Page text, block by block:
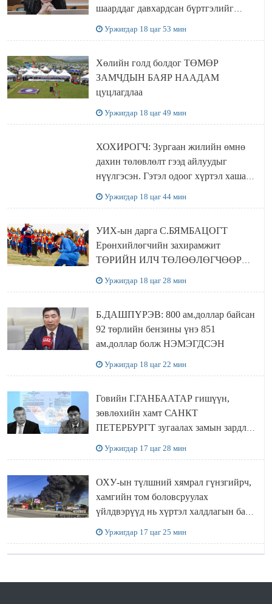
шаарддаг давхардсан бүртгэлийг
хүчингүй болгох тогтоолын төслийг
баталлаа
Уржигдар 18 цаг 53 мин
Хөлийн голд болдог ТӨМӨР
ЗАМЧДЫН БАЯР НААДАМ
цуцлагдлаа
Уржигдар 18 цаг 49 мин
ХОХИРОГЧ: Зургаан жилийн өмнө
дахин төлөвлөлт гээд айлуудыг
нүүлгэсэн. Гэтэл одоог хүртэл хашаа
байшин ч байхгүй, орон сууц ч
байхгүй хаана амьдрахаа мэдэхгүй явж
Уржигдар 18 цаг 44 мин
УИХ-ын дарга С.БЯМБАЦОГТ
Ерөнхийлөгчийн захирамжит
ТӨРИЙН ИЛЧ ТӨЛӨӨЛӨГЧӨӨР
Сутай хайрханы тахилгад оролцжээ
Уржигдар 18 цаг 28 мин
Б.ДАШПҮРЭВ: 800 ам.доллар байсан
92 төрлийн бензины үнэ 851
ам.доллар болж НЭМЭГДСЭН
Уржигдар 18 цаг 22 мин
Говийн Г.ГАНБААТАР гишүүн,
зөвлөхийн хамт САНКТ
ПЕТЕРБУРГТ зугаалах замын зардлаа
“ИНҮТ” ТӨХХК даажээ
Уржигдар 17 цаг 28 мин
ОХУ-ын түлшний хямрал гүнзгийрч,
хамгийн том боловсруулах
үйлдвэрүүд нь хүртэл халдлагын бай
болов
Уржигдар 17 цаг 25 мин